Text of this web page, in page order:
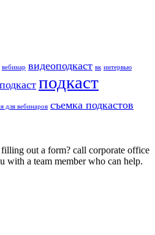
вебинар видеоподкаст вк интервью
подкаст подкаст
для вебинаров съемка подкастов
out a form? call corporate office
with a team member who can help.